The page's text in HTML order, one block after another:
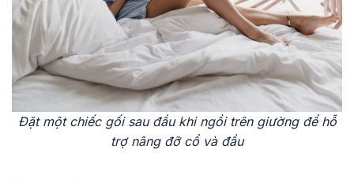
Đặt một chiếc gối sau đầu khi ngồi trên giường để hỗ
trợ nâng đỡ cổ và đầu